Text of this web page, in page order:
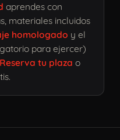
aprendes con
materiales incluidos
homologado y el
para ejercer)
Reserva tu plaza o